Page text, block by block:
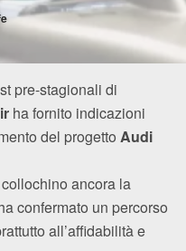
pre-stagionali di
ha fornito indicazioni
del progetto Audi
ancora la
confermato un percorso
all’affidabilità e